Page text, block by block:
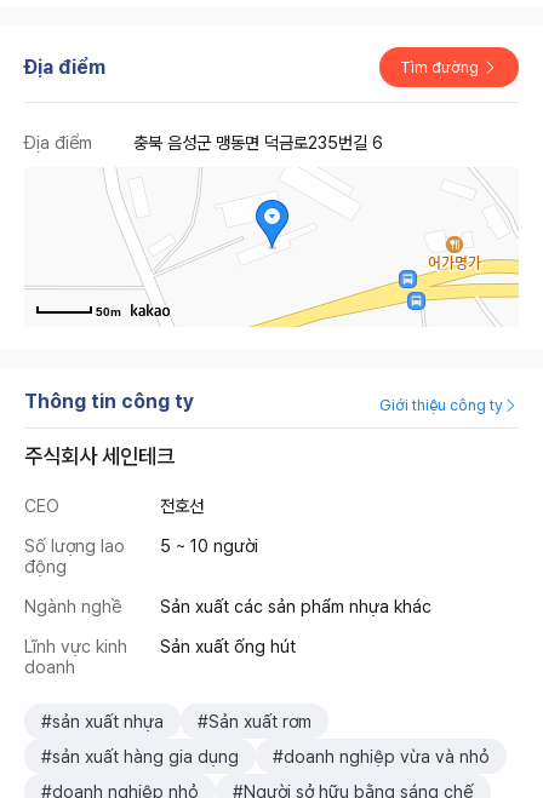
Địa điểm Tìm đường
Địa điểm 충북 음성군 맹동면 덕금로235번길 6
50m
Thông tin công ty Giới thiệu công ty
주식회사 세인테크
CEO
전호선
Số lượng lao
động
5 ~ 10 người
Ngành nghề
Sản xuất các sản phẩm nhựa khác
Lĩnh vực kinh
doanh
Sản xuất ống hút
#sản xuất nhựa
#Sản xuất rơm
#sản xuất hàng gia dụng
#doanh nghiệp vừa và nhỏ
#doanh nghiệp nhỏ
#Người sở hữu bằng sáng chế